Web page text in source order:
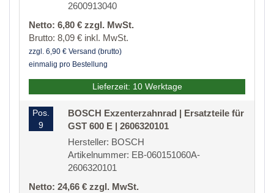
2600913040
Netto: 6,80 € zzgl. MwSt.
Brutto: 8,09 € inkl. MwSt.
zzgl. 6,90 € Versand (brutto)
einmalig pro Bestellung
Lieferzeit: 10 Werktage
Pos.
9
BOSCH Exzenterzahnrad | Ersatzteile für
GST 600 E | 2606320101
Hersteller: BOSCH
Artikelnummer: EB-060151060A-
2606320101
Netto: 24,66 € zzgl. MwSt.